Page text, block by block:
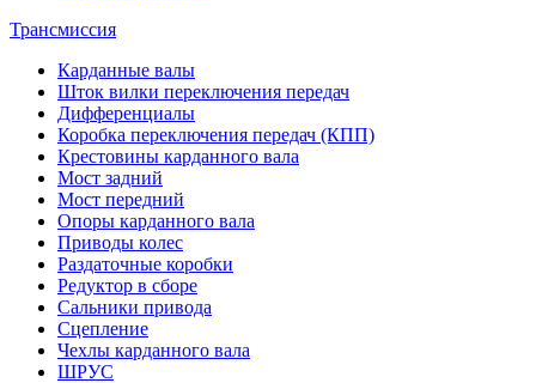
Трансмиссия
Карданные валы
Шток вилки переключения передач
Дифференциалы
Коробка переключения передач (КПП)
Крестовины карданного вала
Мост задний
Мост передний
Опоры карданного вала
Приводы колес
Раздаточные коробки
Редуктор в сборе
Сальники привода
Сцепление
Чехлы карданного вала
ШРУС